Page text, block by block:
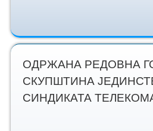
ОДРЖАНА РЕДОВНА
СКУПШТИНА
СИНДИКАТА